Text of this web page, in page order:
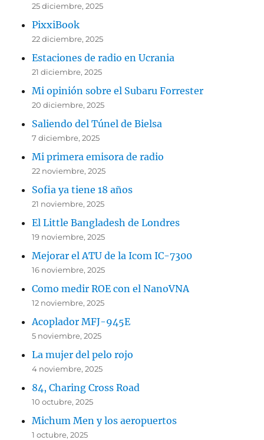
25 diciembre, 2025
PixxiBook
22 diciembre, 2025
Estaciones de radio en Ucrania
21 diciembre, 2025
Mi opinión sobre el Subaru Forrester
20 diciembre, 2025
Saliendo del Túnel de Bielsa
7 diciembre, 2025
Mi primera emisora de radio
22 noviembre, 2025
Sofia ya tiene 18 años
21 noviembre, 2025
El Little Bangladesh de Londres
19 noviembre, 2025
Mejorar el ATU de la Icom IC-7300
16 noviembre, 2025
Como medir ROE con el NanoVNA
12 noviembre, 2025
Acoplador MFJ-945E
5 noviembre, 2025
La mujer del pelo rojo
4 noviembre, 2025
84, Charing Cross Road
10 octubre, 2025
Michum Men y los aeropuertos
1 octubre, 2025